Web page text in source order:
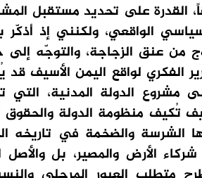
القدرة على تحديد مستقبل
الواقعي، ولكنني إذ
من عنق الزجاجة، والتوجّه
الفكري لواقع اليمن
مشروع الدولة المدنية،
تُكيف منظومة الدولة والحقوق
الشرسة والضخمة في تاريخه
شركاء الأرض والمصير، بل